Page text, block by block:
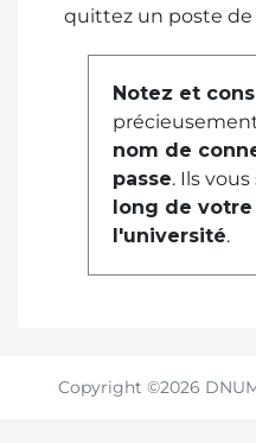
quittez un poste de
Notez et
nom de
passe. Ils
long de votre
l'université.
Copyright ©2026